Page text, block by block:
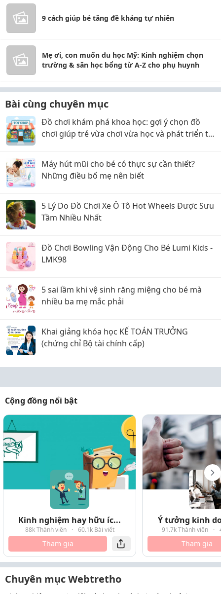
9 cách giúp bé tăng đề kháng tự nhiên
Mẹ ơi, con muốn du học Mỹ: Kinh nghiệm chọn
trường & săn học bổng từ A-Z cho phụ huynh
Bài cùng chuyên mục
Đồ chơi khám phá khoa học: gợi ý chọn đồ
chơi giúp trẻ vừa chơi vừa học và phát triển tư
Máy hút mũi cho bé có thực sự cần thiết?
Những điều bố mẹ nên biết
5 Lý Do Đồ Chơi Xe Ô Tô Hot Wheels Được Sưu
Tầm Nhiều Nhất
Đồ Chơi Bowling Vận Động Cho Bé Lumi Kids -
LMK98
5 sai lầm khi vệ sinh răng miệng cho bé mà
nhiều ba mẹ mắc phải
Khai giảng khóa học KẾ TOÁN TRƯỞNG
(chứng chỉ Bộ tài chính cấp)
Cộng đồng nổi bật
Kinh nghiệm hay hữu íc...
88k Thành viên · 60.1k Bài viết
Tham gia
Ý tưởng kinh
91.7k Thành viên ·
Tham gia
Chuyên mục Webtretho